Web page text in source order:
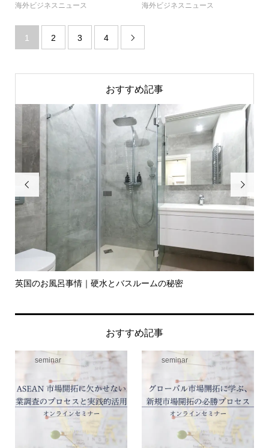
海外ビジネスニュース
海外ビジネスニュース
1 2 3 4 
おすすめ記事

英国のお風呂事情｜硬水とバスルームの秘密

おすすめ記事
seminar seminar